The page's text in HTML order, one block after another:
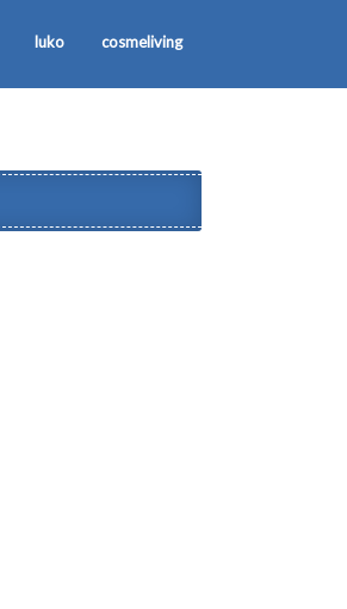
luko cosmeliving